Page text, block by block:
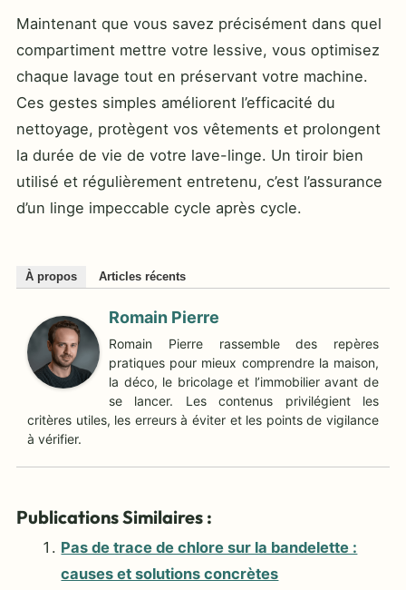
Maintenant que vous savez précisément dans quel
compartiment mettre votre lessive, vous optimisez
chaque lavage tout en préservant votre machine.
Ces gestes simples améliorent l’efficacité du
nettoyage, protègent vos vêtements et prolongent
la durée de vie de votre lave-linge. Un tiroir bien
utilisé et régulièrement entretenu, c’est l’assurance
d’un linge impeccable cycle après cycle.
À propos Articles récents
Romain Pierre
Romain Pierre rassemble des repères
pratiques pour mieux comprendre la maison,
la déco, le bricolage et l’immobilier avant de
se lancer. Les contenus privilégient les
critères utiles, les erreurs à éviter et les points de vigilance
à vérifier.
Publications Similaires :
Pas de trace de chlore sur la bandelette :
causes et solutions concrètes